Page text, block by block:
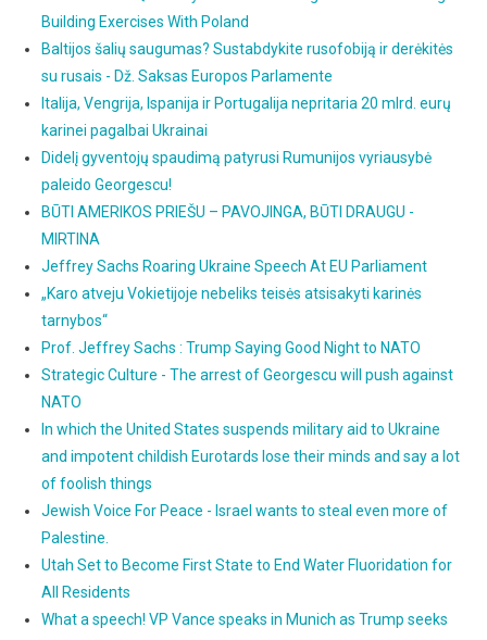
Building Exercises With Poland
Baltijos šalių saugumas? Sustabdykite rusofobiją ir derėkitės
su rusais - Dž. Saksas Europos Parlamente
Italija, Vengrija, Ispanija ir Portugalija nepritaria 20 mlrd. eurų
karinei pagalbai Ukrainai
Didelį gyventojų spaudimą patyrusi Rumunijos vyriausybė
paleido Georgescu!
BŪTI AMERIKOS PRIEŠU – PAVOJINGA, BŪTI DRAUGU -
MIRTINA
Jeffrey Sachs Roaring Ukraine Speech At EU Parliament
„Karo atveju Vokietijoje nebeliks teisės atsisakyti karinės
tarnybos“
Prof. Jeffrey Sachs : Trump Saying Good Night to NATO
Strategic Culture - The arrest of Georgescu will push against
NATO
In which the United States suspends military aid to Ukraine
and impotent childish Eurotards lose their minds and say a lot
of foolish things
Jewish Voice For Peace - Israel wants to steal even more of
Palestine.
Utah Set to Become First State to End Water Fluoridation for
All Residents
What a speech! VP Vance speaks in Munich as Trump seeks